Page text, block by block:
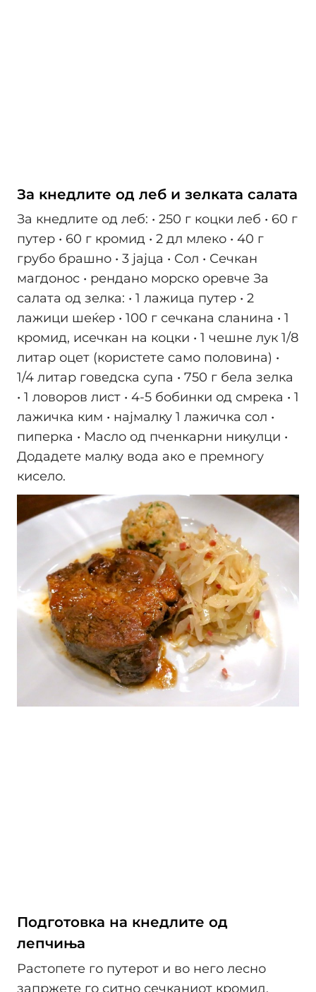
За кнедлите од леб и зелката салата
За кнедлите од леб: • 250 г коцки леб • 60 г
путер • 60 г кромид • 2 дл млеко • 40 г
грубо брашно • 3 јајца • Сол • Сечкан
магдонос • рендано морско оревче За
салата од зелка: • 1 лажица путер • 2
лажици шеќер • 100 г сечкана сланина • 1
кромид, исечкан на коцки • 1 чешне лук 1/8
литар оцет (користете само половина) •
1/4 литар говедска супа • 750 г бела зелка
• 1 ловоров лист • 4-5 бобинки од смрека • 1
лажичка ким • најмалку 1 лажичка сол •
пиперка • Масло од пченкарни никулци •
Додадете малку вода ако е премногу
кисело.
Подготовка на кнедлите од
лепчиња
Растопете го путерот и во него лесно
запржете го ситно сечканиот кромид,